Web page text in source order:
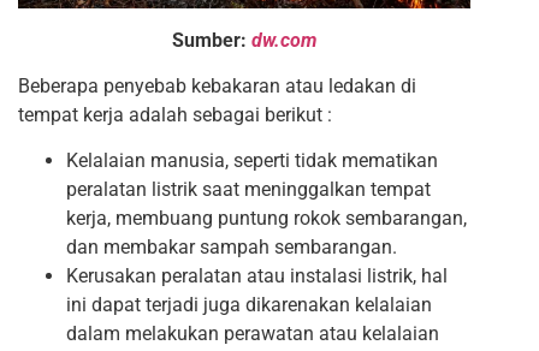
Sumber: dw.com
Beberapa penyebab kebakaran atau ledakan di
tempat kerja adalah sebagai berikut :
Kelalaian manusia, seperti tidak mematikan
peralatan listrik saat meninggalkan tempat
kerja, membuang puntung rokok sembarangan,
dan membakar sampah sembarangan.
Kerusakan peralatan atau instalasi listrik, hal
ini dapat terjadi juga dikarenakan kelalaian
dalam melakukan perawatan atau kelalaian